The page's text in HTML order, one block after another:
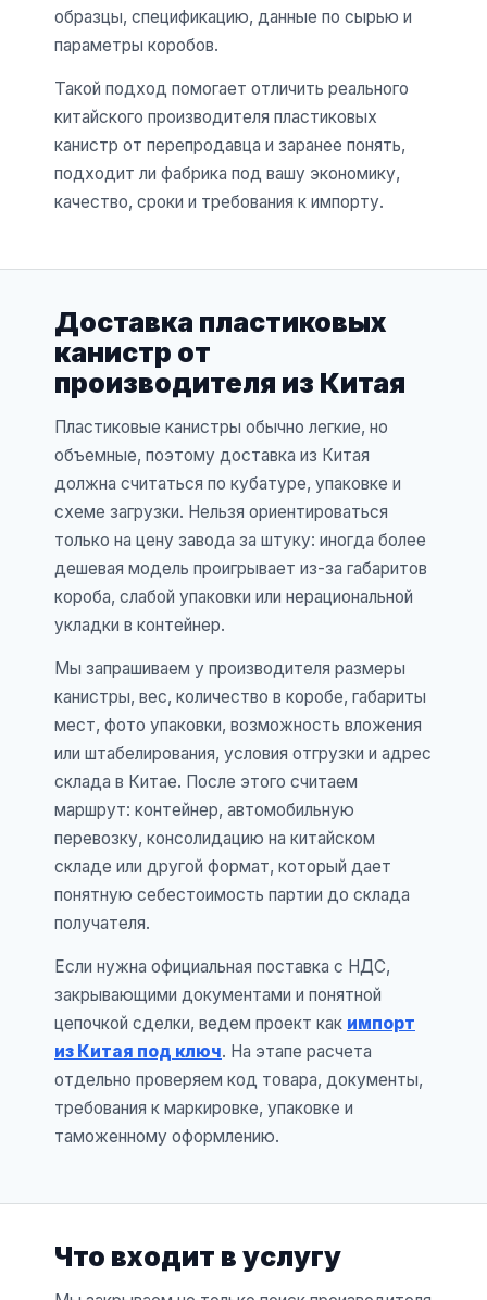
образцы, спецификацию, данные по сырью и
параметры коробов.
Такой подход помогает отличить реального
китайского производителя пластиковых
канистр от перепродавца и заранее понять,
подходит ли фабрика под вашу экономику,
качество, сроки и требования к импорту.
Доставка пластиковых
канистр от
производителя из Китая
Пластиковые канистры обычно легкие, но
объемные, поэтому доставка из Китая
должна считаться по кубатуре, упаковке и
схеме загрузки. Нельзя ориентироваться
только на цену завода за штуку: иногда более
дешевая модель проигрывает из-за габаритов
короба, слабой упаковки или нерациональной
укладки в контейнер.
Мы запрашиваем у производителя размеры
канистры, вес, количество в коробе, габариты
мест, фото упаковки, возможность вложения
или штабелирования, условия отгрузки и адрес
склада в Китае. После этого считаем
маршрут: контейнер, автомобильную
перевозку, консолидацию на китайском
складе или другой формат, который дает
понятную себестоимость партии до склада
получателя.
Если нужна официальная поставка с НДС,
закрывающими документами и понятной
цепочкой сделки, ведем проект как импорт
из Китая под ключ. На этапе расчета
отдельно проверяем код товара, документы,
требования к маркировке, упаковке и
таможенному оформлению.
Что входит в услугу